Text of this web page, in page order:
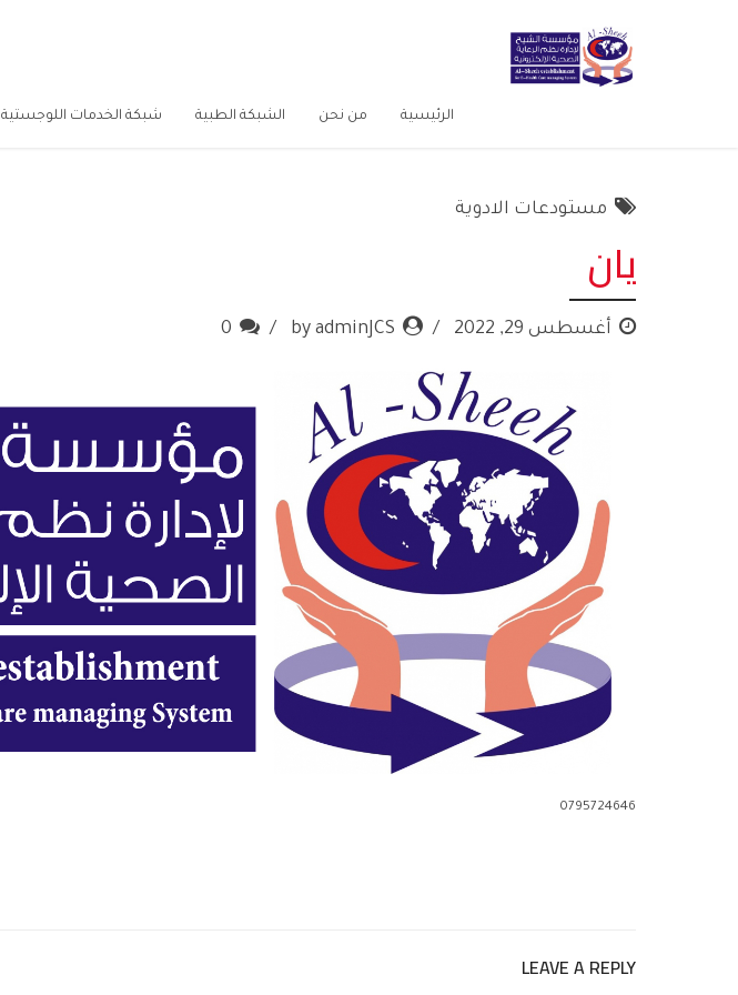
الرئيسية من نحن الشبكة الطبية شبكة الخدمات اللوجستية
مستودعات الادوية
يان
أغسطس 29, 2022 by adminJCS
0
0795724646
LEAVE A REPLY